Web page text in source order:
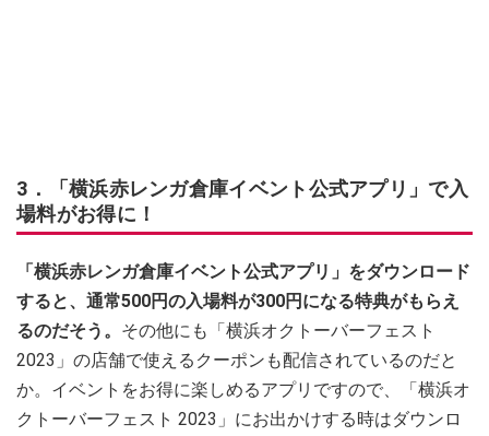
3．「横浜赤レンガ倉庫イベント公式アプリ」で入
場料がお得に！
「横浜赤レンガ倉庫イベント公式アプリ」をダウンロード
すると、通常500円の入場料が300円になる特典がもらえ
るのだそう。 その他にも「横浜オクトーバーフェスト
2023」の店舗で使えるクーポンも配信されているのだと
か。イベントをお得に楽しめるアプリですので、「横浜オ
クトーバーフェスト 2023」にお出かけする時はダウンロ